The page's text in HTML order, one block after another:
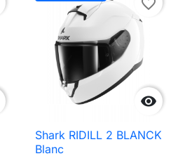

favorite_border
Shark RIDILL 2 BLANCK
Blanc